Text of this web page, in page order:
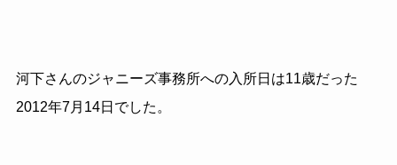
河下さんのジャニーズ事務所への入所日は11歳だった
2012年7月14日でした。